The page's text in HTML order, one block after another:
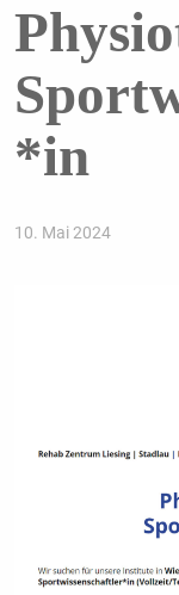
*in
10. Mai 2024